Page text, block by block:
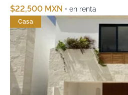
$22,500 MXN • en renta
Casa